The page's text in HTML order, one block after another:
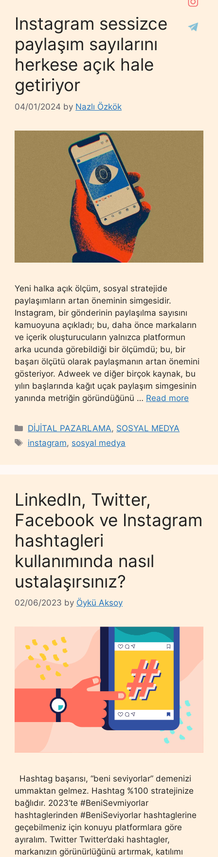
Instagram sessizce
paylaşım sayılarını
herkese açık hale
getiriyor
04/01/2024 by Nazlı Özkök
Yeni halka açık ölçüm, sosyal stratejide
paylaşımların artan öneminin simgesidir.
Instagram, bir gönderinin paylaşılma sayısını
kamuoyuna açıkladı; bu, daha önce markaların
ve içerik oluşturucuların yalnızca platformun
arka ucunda görebildiği bir ölçümdü; bu, bir
başarı ölçütü olarak paylaşmanın artan önemini
gösteriyor. Adweek ve diğer birçok kaynak, bu
yılın başlarında kağıt uçak paylaşım simgesinin
yanında metriğin göründüğünü … Read more
Categories
DİJİTAL PAZARLAMA, SOSYAL MEDYA
Tags
instagram, sosyal medya
LinkedIn, Twitter,
Facebook ve Instagram
hashtagleri
kullanımında nasıl
ustalaşırsınız?
02/06/2023 by Öykü Aksoy
Hashtag başarısı, “beni seviyorlar” demenizi
ummaktan gelmez. Hashtag %100 stratejinize
bağlıdır. 2023’te #BeniSevmiyorlar
hashtaglerinden #BeniSeviyorlar hashtaglerine
geçebilmeniz için konuyu platformlara göre
ayıralım. Twitter Twitter’daki hashtagler,
markanızın görünürlüğünü artırmak, katılımı